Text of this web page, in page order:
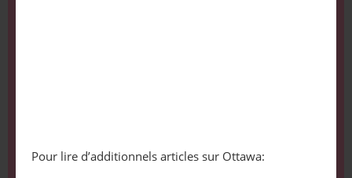
Pour lire d’additionnels articles sur Ottawa: